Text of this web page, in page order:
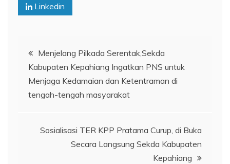
Linkedin
Navigasi
pos
Menjelang Pilkada Serentak,Sekda
Kabupaten Kepahiang Ingatkan PNS untuk
Menjaga Kedamaian dan Ketentraman di
tengah-tengah masyarakat
Sosialisasi TER KPP Pratama Curup, di Buka
Secara Langsung Sekda Kabupaten
Kepahiang